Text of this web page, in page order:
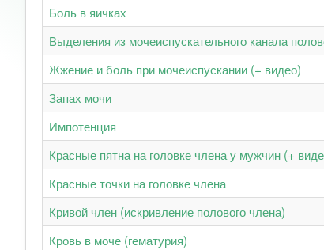
Боль в яичках
Выделения из мочеиспускательного канала
Жжение и боль при мочеиспускании (+ видео)
Запах мочи
Импотенция
Красные пятна на головке члена у мужчин (+
Красные точки на головке члена
Кривой член (искривление полового члена)
Кровь в моче (гематурия)